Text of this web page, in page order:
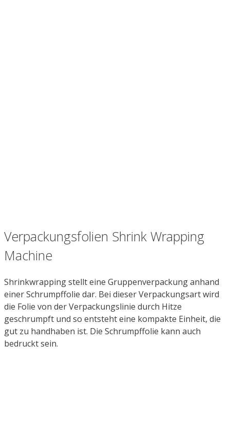
Verpackungsfolien Shrink Wrapping
Machine
Shrinkwrapping stellt eine Gruppenverpackung anhand
einer Schrumpffolie dar. Bei dieser Verpackungsart wird
die Folie von der Verpackungslinie durch Hitze
geschrumpft und so entsteht eine kompakte Einheit, die
gut zu handhaben ist. Die Schrumpffolie kann auch
bedruckt sein.